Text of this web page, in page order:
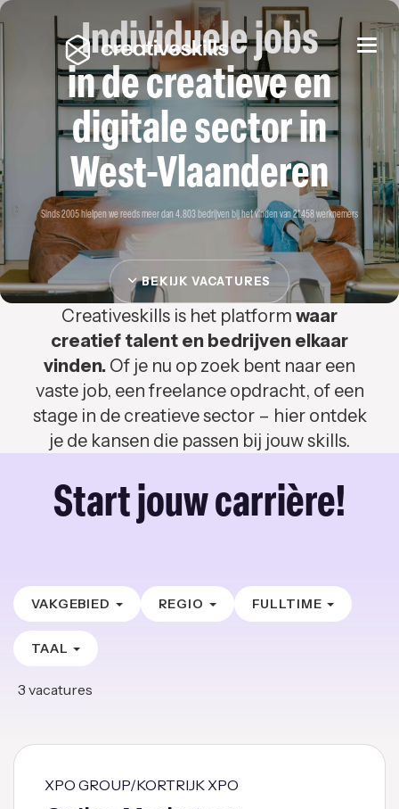
Individuele jobs
in de creatieve en
digitale sector in
West-Vlaanderen
Sinds 2005 hielpen we reeds meer dan 4.803 bedrijven bij het vinden van 21.458 werknemers
BEKIJK VACATURES
Creativeskills is het platform waar
creatief talent en bedrijven elkaar
vinden. Of je nu op zoek bent naar een
vaste job, een freelance opdracht, of een
stage in de creatieve sector – hier ontdek
je de kansen die passen bij jouw skills.
Start jouw carrière!
VAKGEBIED REGIO FULLTIME
TAAL
3 vacatures
XPO GROUP/KORTRIJK XPO